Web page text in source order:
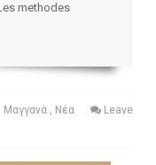
methodes
Μαγγανά, Νέα
Leave